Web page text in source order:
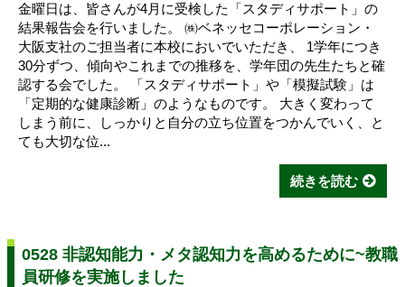
金曜日は、皆さんが4月に受検した「スタディサポート」の
結果報告会を行いました。 ㈱ベネッセコーポレーション・
大阪支社のご担当者に本校においでいただき、 1学年につき
30分ずつ、傾向やこれまでの推移を、学年団の先生たちと確
認する会でした。 「スタディサポート」や「模擬試験」は
「定期的な健康診断」のようなものです。 大きく変わって
しまう前に、しっかりと自分の立ち位置をつかんでいく、と
ても大切な位...
続きを読む
0528 非認知能力・メタ認知力を高めるために~教職
員研修を実施しました